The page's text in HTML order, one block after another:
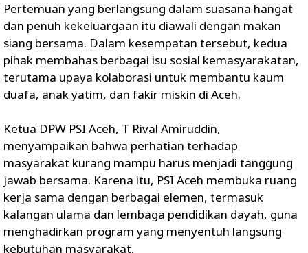
Pertemuan yang berlangsung dalam suasana hangat
dan penuh kekeluargaan itu diawali dengan makan
siang bersama. Dalam kesempatan tersebut, kedua
pihak membahas berbagai isu sosial kemasyarakatan,
terutama upaya kolaborasi untuk membantu kaum
duafa, anak yatim, dan fakir miskin di Aceh.
Ketua DPW PSI Aceh, T Rival Amiruddin,
menyampaikan bahwa perhatian terhadap
masyarakat kurang mampu harus menjadi tanggung
jawab bersama. Karena itu, PSI Aceh membuka ruang
kerja sama dengan berbagai elemen, termasuk
kalangan ulama dan lembaga pendidikan dayah, guna
menghadirkan program yang menyentuh langsung
kebutuhan masyarakat.